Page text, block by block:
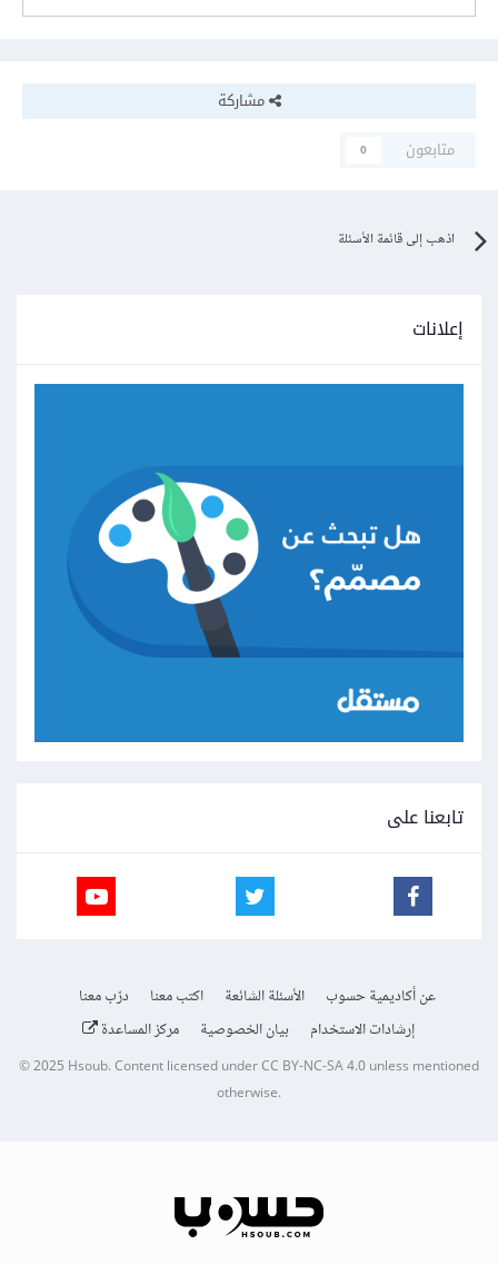
مشاركة
متابعون
0
اذهب إلى قائمة الأسئلة
إعلانات
تابعنا على
عن أكاديمية حسوب الأسئلة الشائعة اكتب معنا
درّب معنا
إرشادات الاستخدام
بيان الخصوصية مركز المساعدة
© 2025Hsoub.Content licensed underCC BY-NC-SA 4.0unless mentioned
otherwise.